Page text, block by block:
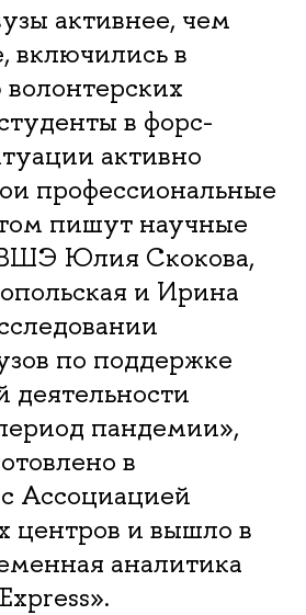
активнее, чем
включились в
в форс-
активно
профессиональные
пишут научные
Юлия Скокова,
и Ирина
по поддержке
деятельности
пандемии»,
в
Ассоциацией
центров и вышло в
аналитика